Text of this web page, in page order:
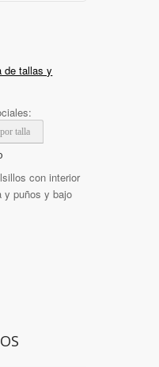
de tallas y
talla
con interior
y puños y bajo